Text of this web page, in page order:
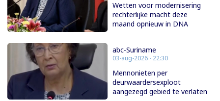
Wetten voor modernisering
rechterlijke macht deze
maand opnieuw in DNA
abc-Suriname
03-aug-2026 - 22:30
Mennonieten per
deurwaardersexploot
aangezegd gebied te verlaten